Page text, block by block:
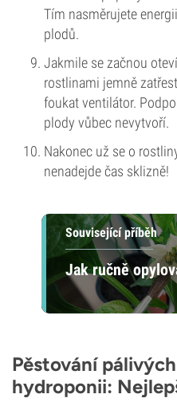
Tím nasměrujete
plodů.
Jakmile se začnou
rostlinami jemně
foukat ventilátor.
plody vůbec nevytvoří.
Nakonec už se o
nenadejde čas sklizně!
Související příběh
Jak ručně
Pěstování
hydroponii: